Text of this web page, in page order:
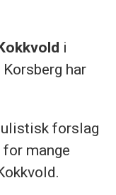
i
har
forslag
mange